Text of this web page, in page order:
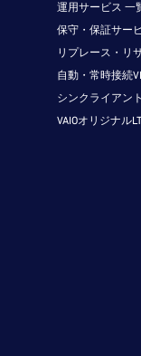
運用サービス 一
保守・保証サー
リプレース・リ
自動・常時接続
シンクライアン
VAIOオリジナル